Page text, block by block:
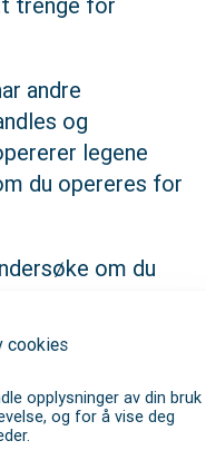
andre
og
legene
du opereres for
om du
mulig ut av
cookies
opplysninger av din bruk
og for å vise deg